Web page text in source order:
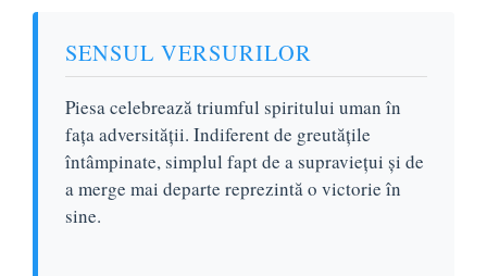
SENSUL VERSURILOR
Piesa celebrează triumful spiritului uman în
fața adversității. Indiferent de greutățile
întâmpinate, simplul fapt de a supraviețui și de
a merge mai departe reprezintă o victorie în
sine.